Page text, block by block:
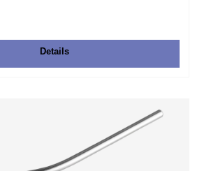
Details